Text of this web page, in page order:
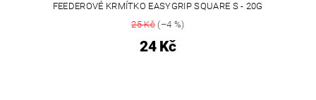
FEEDEROVÉ KRMÍTKO EASYGRIP SQUARE S - 20G
25 Kč(–4 %)
24 Kč